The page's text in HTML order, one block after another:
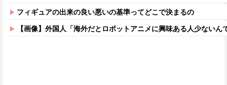
フィギュアの出来の良い悪いの基準ってどこで決まるの
【画像】外国人「海外だとロボットアニメに興味ある人少ないん